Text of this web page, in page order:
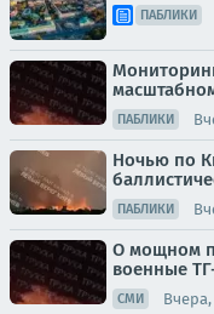
ПАБЛИКИ
ПАБЛИКИ
Ночью по
ПАБЛИКИ
О мощном
военные
СМИ Вчера,